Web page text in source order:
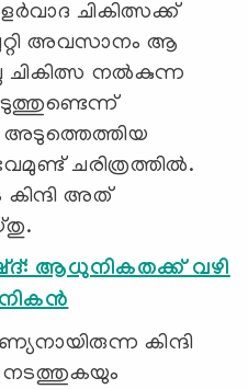
ചികിത്സക്ക്
അവസാനം ആ
ചികിത്സ നൽകുന്ന
അടുത്തെത്തിയ
ചരിത്രത്തിൽ.
കിന്ദി അത്
ആധുനികതക്ക് വഴി
കിന്ദി
നടത്തുകയും